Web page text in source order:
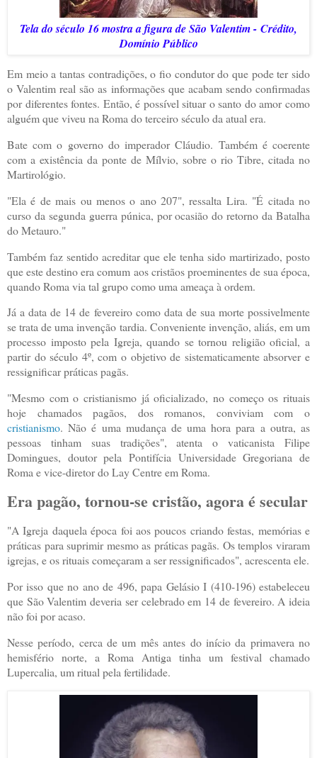
Tela do século 16 mostra a figura de São Valentim - Crédito,
Domínio Público
Em meio a tantas contradições, o fio condutor do que pode ter sido
o Valentim real são as informações que acabam sendo confirmadas
por diferentes fontes. Então, é possível situar o santo do amor como
alguém que viveu na Roma do terceiro século da atual era.
Bate com o governo do imperador Cláudio. Também é coerente
com a existência da ponte de Mílvio, sobre o rio Tibre, citada no
Martirológio.
"Ela é de mais ou menos o ano 207", ressalta Lira. "É citada no
curso da segunda guerra púnica, por ocasião do retorno da Batalha
do Metauro."
Também faz sentido acreditar que ele tenha sido martirizado, posto
que este destino era comum aos cristãos proeminentes de sua época,
quando Roma via tal grupo como uma ameaça à ordem.
Já a data de 14 de fevereiro como data de sua morte possivelmente
se trata de uma invenção tardia. Conveniente invenção, aliás, em um
processo imposto pela Igreja, quando se tornou religião oficial, a
partir do século 4º, com o objetivo de sistematicamente absorver e
ressignificar práticas pagãs.
"Mesmo com o cristianismo já oficializado, no começo os rituais
hoje chamados pagãos, dos romanos, conviviam com o
cristianismo. Não é uma mudança de uma hora para a outra, as
pessoas tinham suas tradições", atenta o vaticanista Filipe
Domingues, doutor pela Pontifícia Universidade Gregoriana de
Roma e vice-diretor do Lay Centre em Roma.
Era pagão, tornou-se cristão, agora é secular
"A Igreja daquela época foi aos poucos criando festas, memórias e
práticas para suprimir mesmo as práticas pagãs. Os templos viraram
igrejas, e os rituais começaram a ser ressignificados", acrescenta ele.
Por isso que no ano de 496, papa Gelásio I (410-196) estabeleceu
que São Valentim deveria ser celebrado em 14 de fevereiro. A ideia
não foi por acaso.
Nesse período, cerca de um mês antes do início da primavera no
hemisfério norte, a Roma Antiga tinha um festival chamado
Lupercalia, um ritual pela fertilidade.